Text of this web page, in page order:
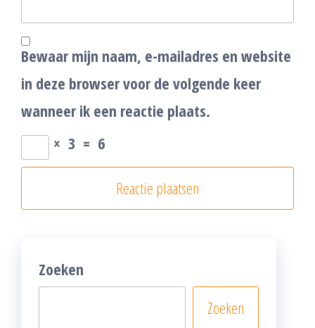
Bewaar mijn naam, e-mailadres en website
in deze browser voor de volgende keer
wanneer ik een reactie plaats.
× 3 = 6
Zoeken
Zoeken